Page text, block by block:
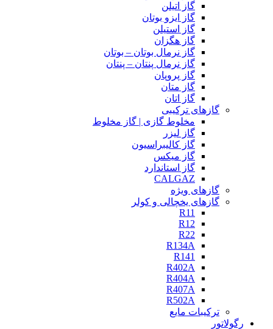
گاز اتیلن
گاز ایزو بوتان
گاز استیلن
گاز هگزان
گاز نرمال بوتان – بوتان
گاز نرمال پنتان – پنتان
گاز پروپان
گاز متان
گاز اتان
گازهای ترکیبی
مخلوط گازی | گاز مخلوط
گاز لیزر
گاز کالیبراسیون
گاز میکس
گاز استاندارد
CALGAZ
گازهای ویژه
گازهای یخچالی و کولر
R11
R12
R22
R134A
R141
R402A
R404A
R407A
R502A
ترکیبات مایع
رگولاتور